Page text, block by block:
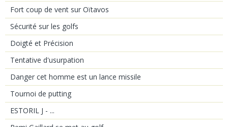
Fort coup de vent sur Oïtavos
Sécurité sur les golfs
Doigté et Précision
Tentative d'usurpation
Danger cet homme est un lance missile
Tournoi de putting
ESTORIL J - ...